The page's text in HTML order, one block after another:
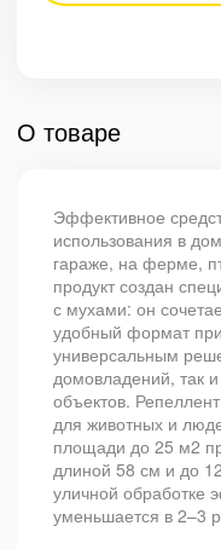
О товаре
Эффективное
использования в
гараже, на ферме,
продукт создан
с мухами: он
удобный формат
универсальным
домовладений, так
объектов.
для животных и
площади до 25 м2
длиной 58 см и до
уличной обработке
уменьшается в 2–3